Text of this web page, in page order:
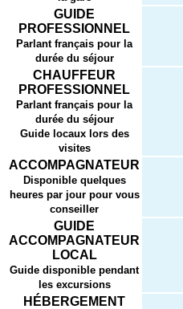
GUIDE
PROFESSIONNEL
Parlant français pour la
durée du séjour
CHAUFFEUR
PROFESSIONNEL
Parlant français pour la
durée du séjour
Guide locaux lors des
visites
ACCOMPAGNATEUR
Disponible quelques
heures par jour pour vous
conseiller
GUIDE
ACCOMPAGNATEUR
LOCAL
Guide disponible pendant
les excursions
HÉBERGEMENT